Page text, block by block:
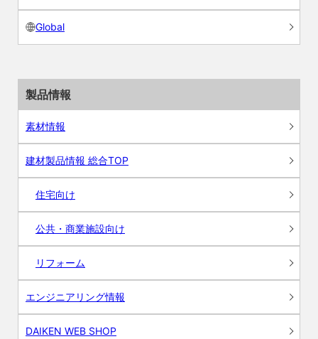
Global
製品情報
素材情報
建材製品情報 総合TOP
住宅向け
公共・商業施設向け
リフォーム
エンジニアリング情報
DAIKEN WEB SHOP